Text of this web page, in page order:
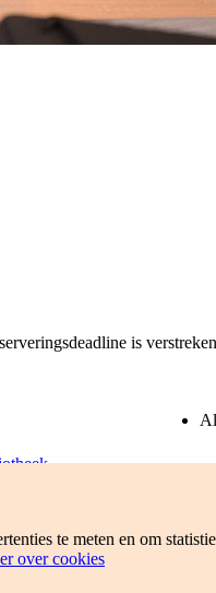
te meten en om
over cookies
is